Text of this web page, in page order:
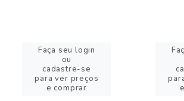
Faça seu login
ou
cadastre-se
para ver preços
e comprar